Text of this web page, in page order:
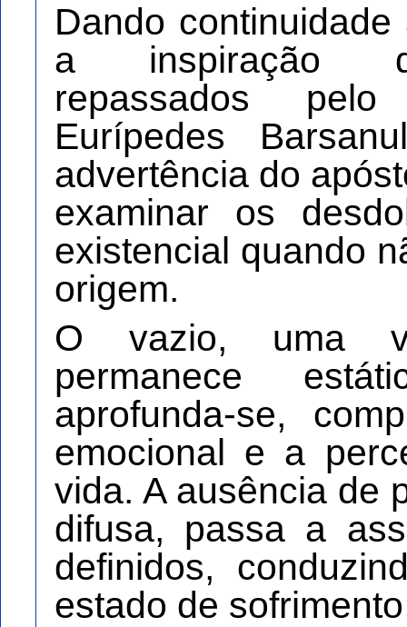
Dando
a inspiração
repassados
Eurípedes
advertência do
examinar os
existencial quando
origem.
O vazio, uma
permanece
aprofunda-se,
emocional e a
vida. A ausência de
difusa, passa a
definidos,
estado de